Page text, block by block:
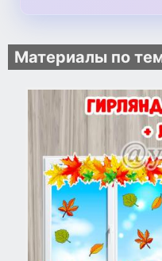
Материалы по